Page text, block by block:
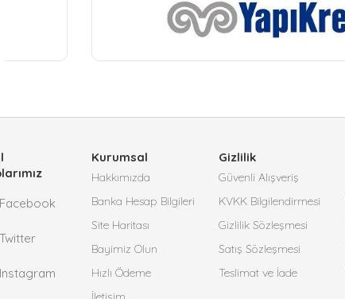
Facebook
Twitter
Instagram
Kurumsal
Hakkımızda
Banka Hesap Bilgileri
Site Haritası
Bayimiz Olun
Hızlı Ödeme
Gizlilik
Güvenli Alışveriş
KVKK Bilgilendirmesi
Gizlilik Sözleşmesi
Satış Sözleşmesi
Teslimat ve İade